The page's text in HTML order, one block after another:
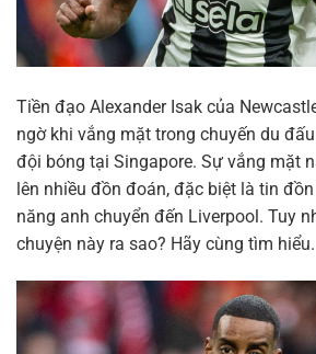
Tiền đạo Alexander Isak của
ngờ khi vắng mặt trong chuyến du
đội bóng tại Singapore. Sự vắng mặt
lên nhiều đồn đoán, đặc biệt là tin
năng anh chuyển đến Liverpool. Tuy
chuyện này ra sao? Hãy cùng tìm hiểu.